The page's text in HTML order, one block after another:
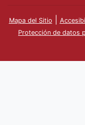
Mapa del Sitio
Protección de datos